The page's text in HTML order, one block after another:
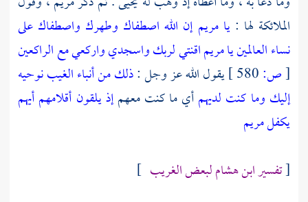
الملائكة لها :يا مريم إن الله اصطفاك وطهرك واصطفاك على
نساء العالمين يا مريم اقنتي لربك واسجدي واركعي مع الراكعين
[ص: يقول الله عز وجل :ذلك من أنباء الغيب نوحيه
إليك وما كنت لديهمأي ما كنت معهمإذ يلقون أقلامهم أيهم
يكفل مريم
[تفسير ابن هشام لبعض الغريب ]